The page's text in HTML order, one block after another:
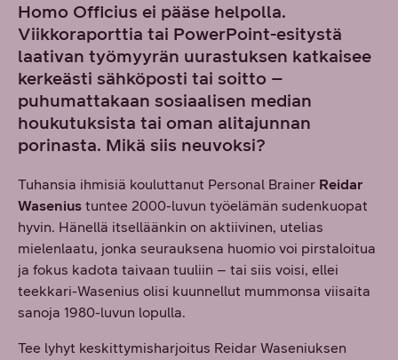
Homo Officius ei pääse helpolla.
Viikkoraporttia tai PowerPoint-esitystä
laativan työmyyrän uurastuksen katkaisee
kerkeästi sähköposti tai soitto –
puhumattakaan sosiaalisen median
houkutuksista tai oman alitajunnan
porinasta. Mikä siis neuvoksi?
Tuhansia ihmisiä kouluttanut Personal Brainer Reidar
Wasenius tuntee 2000-luvun työelämän sudenkuopat
hyvin. Hänellä itselläänkin on aktiivinen, utelias
mielenlaatu, jonka seurauksena huomio voi pirstaloitua
ja fokus kadota taivaan tuuliin – tai siis voisi, ellei
teekkari-Wasenius olisi kuunnellut mummonsa viisaita
sanoja 1980-luvun lopulla.
Tee lyhyt keskittymisharjoitus Reidar Waseniuksen